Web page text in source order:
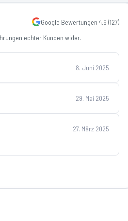
Google Bewertungen 4.6 (127)
echter Kunden wider.
8. Juni 2025
29. Mai 2025
27. März 2025